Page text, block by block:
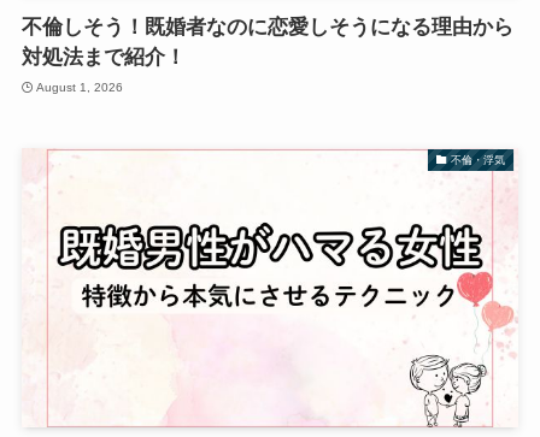
不倫しそう！既婚者なのに恋愛しそうになる理由から
対処法まで紹介！
August 1, 2026
不倫・浮気